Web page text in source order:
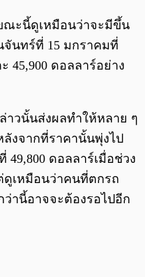
ณะนี้ดูเหมือนว่าจะมีขึ้น
นทร์ที่ 15 มกราคมที่
45,900 ดอลลาร์อย่าง
าวนั้นส่งผลทำให้หลาย ๆ
งจากที่ราคานั้นพุ่งไป
ดอลลาร์เมื่อช่วง
เหมือนว่าคนที่ตกรถ
านี้อาจจะต้องรอไปอีก